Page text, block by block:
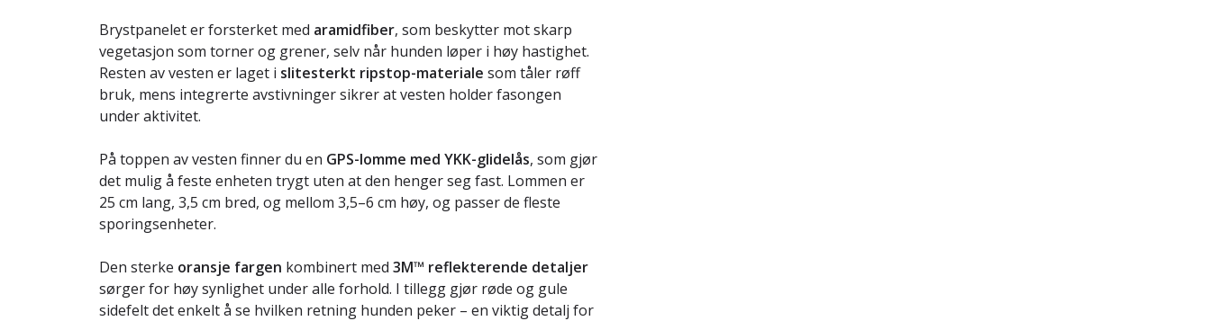
Brystpanelet er forsterket med aramidfiber, som beskytter mot skarp
vegetasjon som torner og grener, selv når hunden løper i høy hastighet.
Resten av vesten er laget i slitesterkt ripstop-materiale som tåler røff
bruk, mens integrerte avstivninger sikrer at vesten holder fasongen
under aktivitet.
På toppen av vesten finner du en GPS-lomme med YKK-glidelås, som gjør
det mulig å feste enheten trygt uten at den henger seg fast. Lommen er
25 cm lang, 3,5 cm bred, og mellom 3,5–6 cm høy, og passer de fleste
sporingsenheter.
Den sterke oransje fargen kombinert med 3M™ reflekterende detaljer
sørger for høy synlighet under alle forhold. I tillegg gjør røde og gule
sidefelt det enkelt å se hvilken retning hunden peker – en viktig detalj for